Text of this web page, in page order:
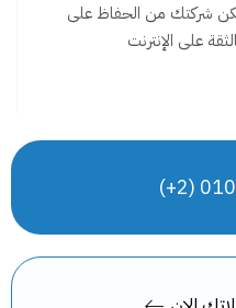
شركتك من الحفاظ على
على الإنترنت